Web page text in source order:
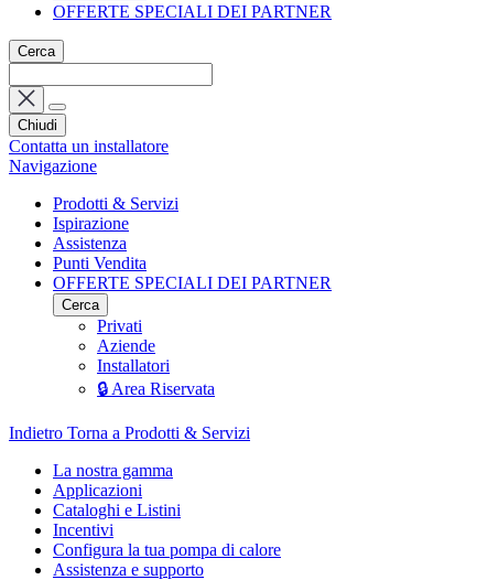
OFFERTE SPECIALI DEI PARTNER
Cerca
Chiudi
Contatta un installatore
Navigazione
Prodotti & Servizi
Ispirazione
Assistenza
Punti Vendita
OFFERTE SPECIALI DEI PARTNER
Cerca
Privati
Aziende
Installatori
🔒 Area Riservata
Indietro Torna a Prodotti & Servizi
La nostra gamma
Applicazioni
Cataloghi e Listini
Incentivi
Configura la tua pompa di calore
Assistenza e supporto